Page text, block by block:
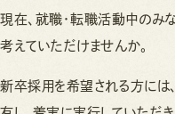
現在、就職・転職活動中のみ
考えていただけませんか。
新卒採用を希望される方には